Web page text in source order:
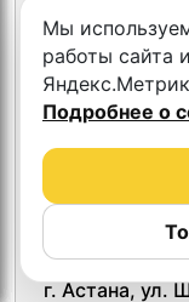
GB
г. Астана, ул.
Мы
работы сайта
Подробнее о